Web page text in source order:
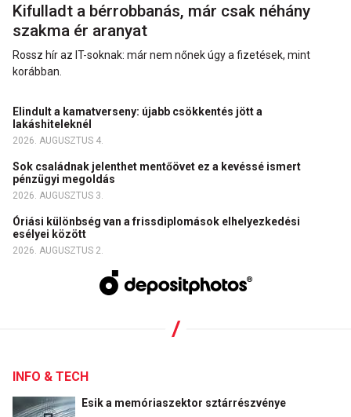
Kifulladt a bérrobbanás, már csak néhány
szakma ér aranyat
Rossz hír az IT-soknak: már nem nőnek úgy a fizetések, mint
korábban.
Elindult a kamatverseny: újabb csökkentés jött a
lakáshiteleknél
2026. AUGUSZTUS 4.
Sok családnak jelenthet mentőövet ez a kevéssé ismert
pénzügyi megoldás
2026. AUGUSZTUS 3.
Óriási különbség van a frissdiplomások elhelyezkedési
esélyei között
2026. AUGUSZTUS 2.
INFO & TECH
Esik a memóriaszektor sztárrészvénye